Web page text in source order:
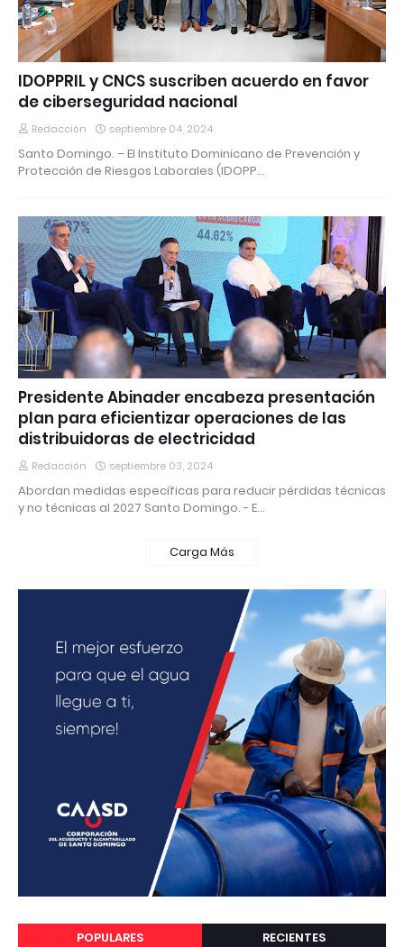
IDOPPRIL y CNCS suscriben acuerdo en favor
de ciberseguridad nacional
Redacción septiembre 04, 2024
Santo Domingo. – El Instituto Dominicano de Prevención y
Protección de Riesgos Laborales (IDOPP…
Presidente Abinader encabeza presentación
plan para eficientizar operaciones de las
distribuidoras de electricidad
Redacción septiembre 03, 2024
Abordan medidas específicas para reducir pérdidas técnicas
y no técnicas al 2027 Santo Domingo. - E…
Carga Más
POPULARES RECIENTES